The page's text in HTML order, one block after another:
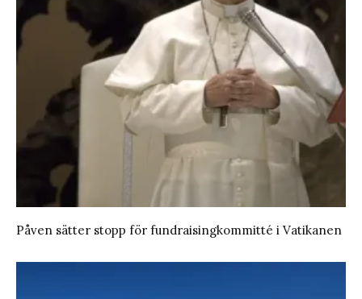
Påven sätter stopp för fundraisingkommitté i Vatikanen